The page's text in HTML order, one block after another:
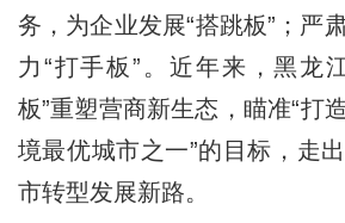
务，为企业发展“搭跳板”；严
力“打手板”。近年来，黑龙
板”重塑营商新生态，瞄准“打
境最优城市之一”的目标，走
市转型发展新路。